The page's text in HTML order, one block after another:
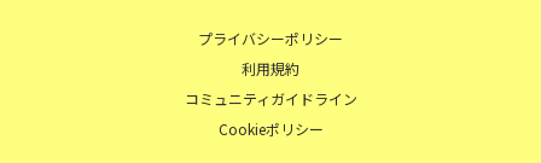
プライバシーポリシー
利用規約
コミュニティガイドライン
Cookieポリシー